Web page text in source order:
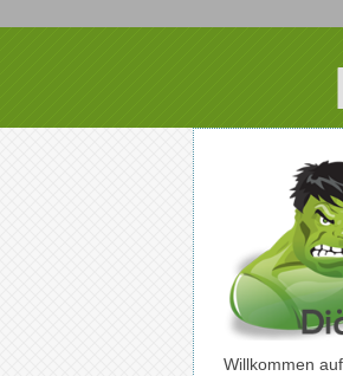
Willkommen auf